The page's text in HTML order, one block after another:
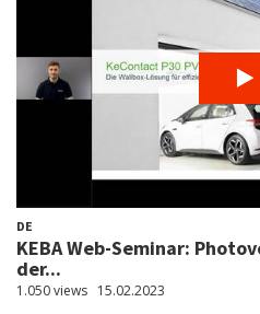
DE
KEBA Web-Seminar:
der...
1.050 views 15.02.2023